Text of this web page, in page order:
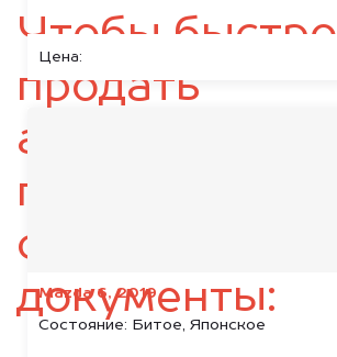
Цена:
Mazda 6, 2019
Состояние: Битое, Японское
Чтобы быстро
продать
автомобиль,
подготовьте
следующие
документы: